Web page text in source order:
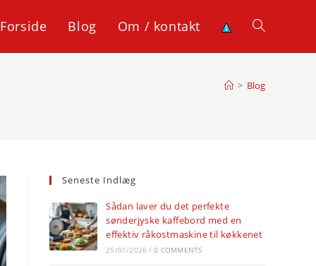
Forside Blog Om / kontakt Toggle
> Blog
Seneste Indlæg
Sådan laver du det perfekte
sønderjyske kaffebord med en
effektiv råkostmaskine til køkkenet
25/01/2026 / 0 COMMENTS